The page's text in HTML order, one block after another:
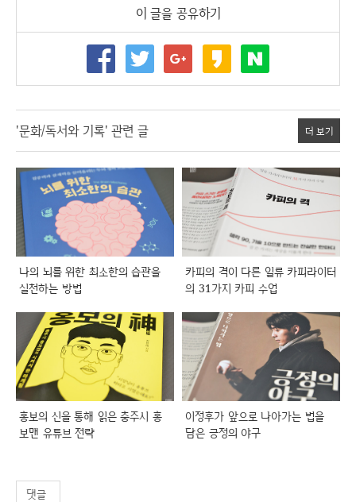
이 글을 공유하기
'문화/독서와 기록' 관련 글 더 보기
나의 뇌를 위한 최소한의 습관을
실천하는 방법
카피의 격이 다른 일류 카피라이터
의 31가지 카피 수업
홍보의 신을 통해 읽은 충주시 홍
보맨 유튜브 전략
이정후가 앞으로 나아가는 법을
담은 긍정의 야구
댓글